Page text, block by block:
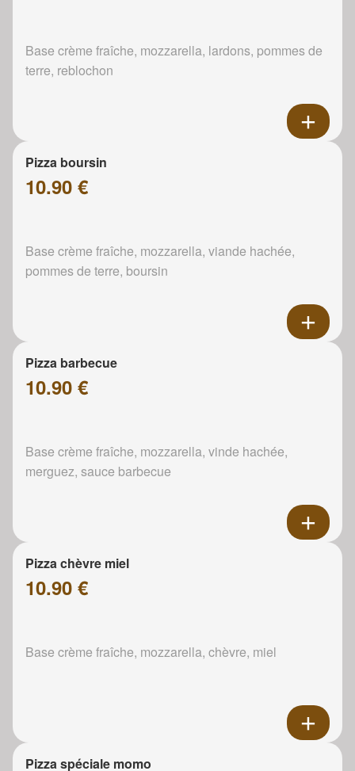
Base crème fraîche, mozzarella, lardons, pommes de
terre, reblochon
Pizza boursin
10.90 €
Base crème fraîche, mozzarella, viande hachée,
pommes de terre, boursin
Pizza barbecue
10.90 €
Base crème fraîche, mozzarella, vinde hachée,
merguez, sauce barbecue
Pizza chèvre miel
10.90 €
Base crème fraîche, mozzarella, chèvre, miel
Pizza spéciale momo